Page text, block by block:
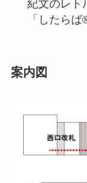
紀文のレト
「したら
案内図